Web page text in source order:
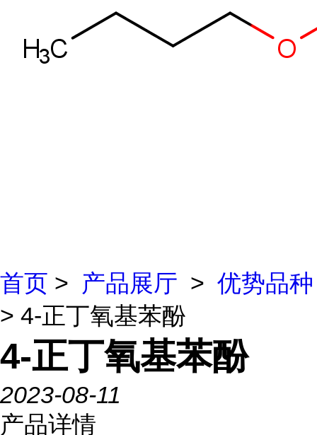
首页 > 产品展厅 > 优势品种
> 4-正丁氧基苯酚
4-正丁氧基苯酚
2023-08-11
产品详情